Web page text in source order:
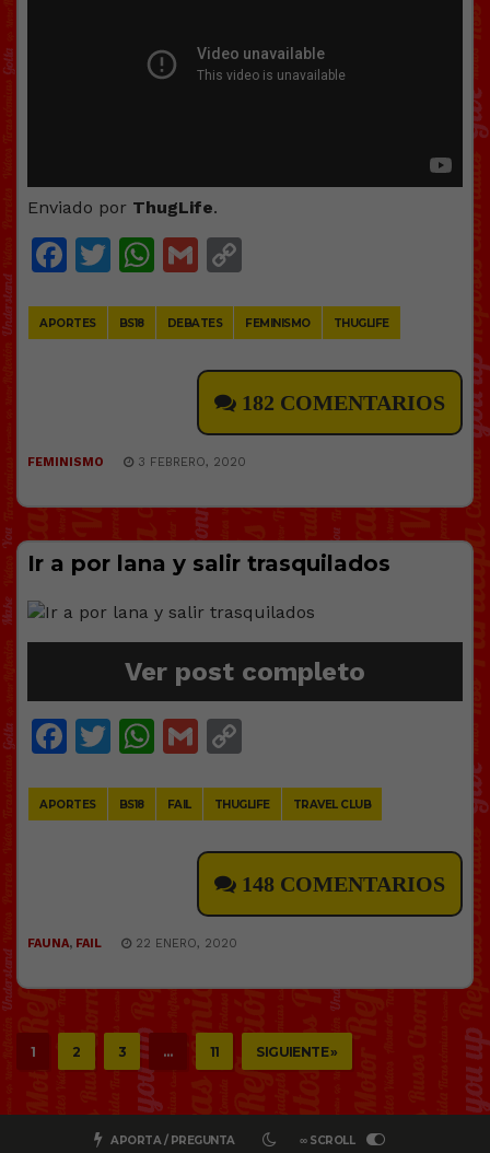
Enviado por ThugLife.
Facebook
Twitter
WhatsApp
Gmail
APORTES BS18 DEBATES FEMINISMO THUGLIFE
182 COMENTARIOS
FEMINISMO 3 FEBRERO, 2020
Ir a por lana y salir trasquilados
Ver post completo
Facebook
Twitter
WhatsApp
Gmail
APORTES BS18 FAIL THUGLIFE TRAVEL CLUB
148 COMENTARIOS
FAUNA, FAIL 22 ENERO, 2020
1 2 3 … 11 SIGUIENTE »
APORTA / PREGUNTA ∞ SCROLL